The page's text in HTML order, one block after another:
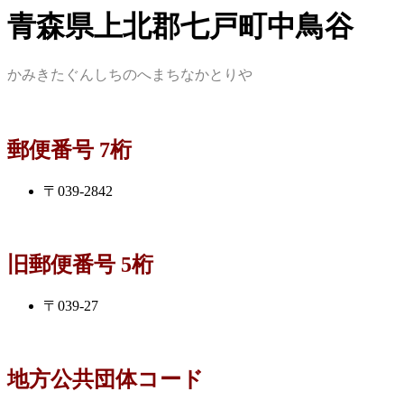
青森県上北郡七戸町中鳥谷
かみきたぐんしちのへまちなかとりや
郵便番号 7桁
〒039-2842
旧郵便番号 5桁
〒039-27
地方公共団体コード